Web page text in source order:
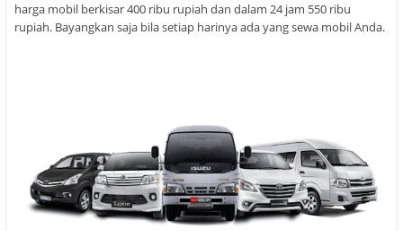
harga mobil berkisar 400 ribu rupiah dan dalam 24 jam 550 ribu
rupiah. Bayangkan saja bila setiap harinya ada yang sewa mobil Anda.